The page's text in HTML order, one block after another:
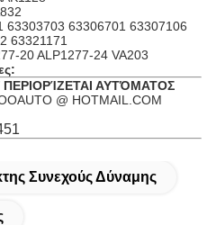
63303703 63306701 63307106
63321171
20 ALP1277-24 VA203
ΑΥΤΌΜΑΤΟΣ
@ HOTMAIL.COM
Συνεχούς Δύναμης